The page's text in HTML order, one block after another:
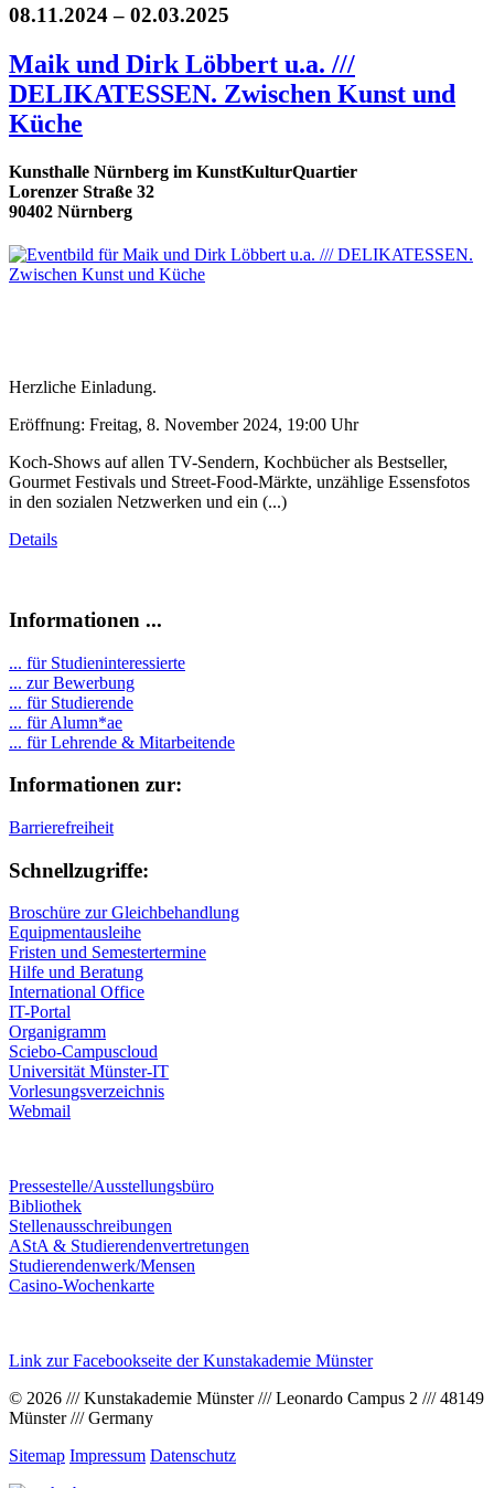
08.11.2024 – 02.03.2025
Maik und Dirk Löbbert u.a. ///
DELIKATESSEN. Zwischen Kunst und
Küche
Kunsthalle Nürnberg im KunstKulturQuartier
Lorenzer Straße 32
90402 Nürnberg
Herzliche Einladung.
Eröffnung: Freitag, 8. November 2024, 19:00 Uhr
Koch-Shows auf allen TV-Sendern, Kochbücher als Bestseller,
Gourmet Festivals und Street-Food-Märkte, unzählige Essensfotos
in den sozialen Netzwerken und ein (...)
Details
Informationen ...
... für Studieninteressierte
... zur Bewerbung
... für Studierende
... für Alumn*ae
... für Lehrende & Mitarbeitende
Informationen zur:
Barrierefreiheit
Schnellzugriffe:
Broschüre zur Gleichbehandlung
Equipmentausleihe
Fristen und Semestertermine
Hilfe und Beratung
International Office
IT-Portal
Organigramm
Sciebo-Campuscloud
Universität Münster-IT
Vorlesungsverzeichnis
Webmail
Pressestelle/Ausstellungsbüro
Bibliothek
Stellenausschreibungen
AStA & Studierendenvertretungen
Studierendenwerk/Mensen
Casino-Wochenkarte
Link zur Facebookseite der Kunstakademie Münster
© 2026 /// Kunstakademie Münster /// Leonardo Campus 2 /// 48149
Münster /// Germany
Sitemap Impressum Datenschutz